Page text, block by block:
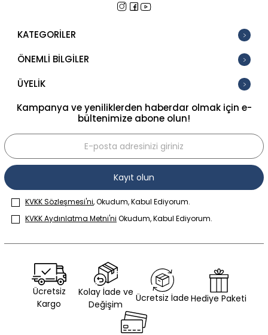
KATEGORİLER
ÖNEMLİ BİLGİLER
ÜYELİK
Kampanya ve yeniliklerden haberdar olmak için e-
bültenimize abone olun!
Kayıt olun
KVKK Sözleşmesi'ni, Okudum, Kabul Ediyorum.
KVKK Aydınlatma Metni'ni Okudum, Kabul Ediyorum.
Ücretsiz
Kargo
Kolay İade ve
Değişim
Ücretsiz İade Hediye Paketi